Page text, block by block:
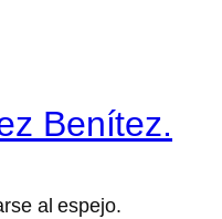
Benítez.
al espejo.